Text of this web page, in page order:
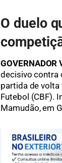
O duelo
GOVERNADOR
decisivo contra
partida de volta
Futebol (CBF).
Mamudão, em